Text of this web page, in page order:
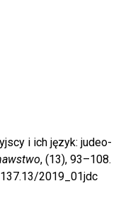
i ich język: judeo-
, (13), 93–108.
2019_01jdc